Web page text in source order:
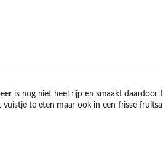
is nog niet heel rijp en smaakt daardoor
te eten maar ook in een frisse